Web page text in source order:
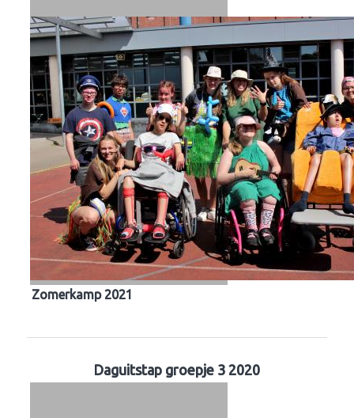
Zomerkamp 2021
Daguitstap groepje 3 2020